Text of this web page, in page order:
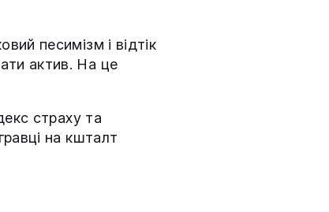
песимізм і відтік
актив. На це
страху та
на кшталт